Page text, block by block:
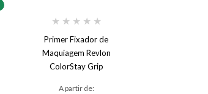
★ ★ ★ ★ ★
Primer Fixador de
Maquiagem Revlon
ColorStay Grip
A partir de: